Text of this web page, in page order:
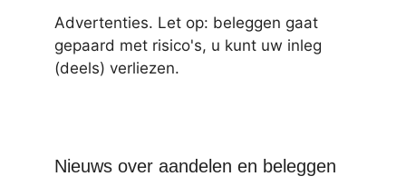
Advertenties. Let op: beleggen gaat
gepaard met risico's, u kunt uw inleg
(deels) verliezen.
Nieuws over aandelen en beleggen